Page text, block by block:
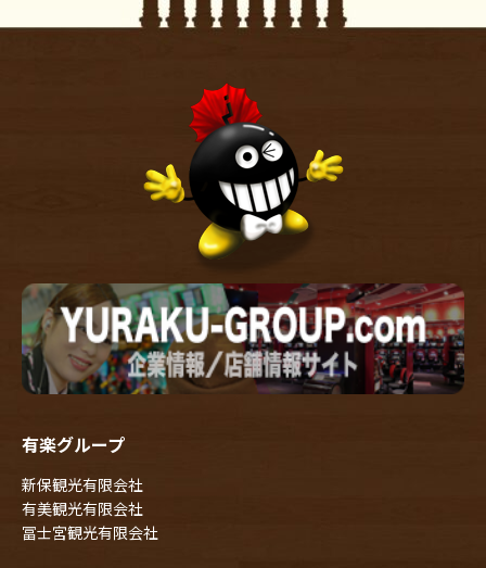
有楽グループ
新保観光有限会社
有美観光有限会社
冨士宮観光有限会社